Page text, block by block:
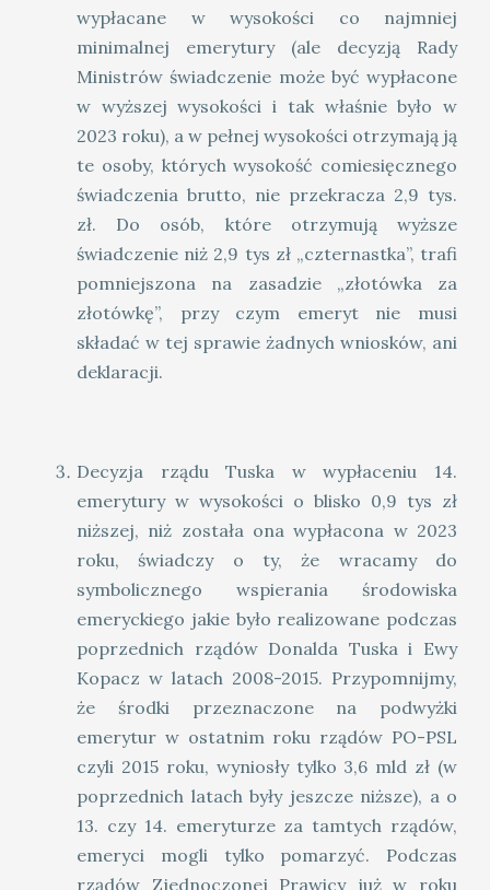
wypłacane w wysokości co najmniej
minimalnej emerytury (ale decyzją Rady
Ministrów świadczenie może być wypłacone
w wyższej wysokości i tak właśnie było w
2023 roku), a w pełnej wysokości otrzymają ją
te osoby, których wysokość comiesięcznego
świadczenia brutto, nie przekracza 2,9 tys.
zł. Do osób, które otrzymują wyższe
świadczenie niż 2,9 tys zł „czternastka”, trafi
pomniejszona na zasadzie „złotówka za
złotówkę”, przy czym emeryt nie musi
składać w tej sprawie żadnych wniosków, ani
deklaracji.
Decyzja rządu Tuska w wypłaceniu 14.
emerytury w wysokości o blisko 0,9 tys zł
niższej, niż została ona wypłacona w 2023
roku, świadczy o ty, że wracamy do
symbolicznego wspierania środowiska
emeryckiego jakie było realizowane podczas
poprzednich rządów Donalda Tuska i Ewy
Kopacz w latach 2008-2015. Przypomnijmy,
że środki przeznaczone na podwyżki
emerytur w ostatnim roku rządów PO-PSL
czyli 2015 roku, wyniosły tylko 3,6 mld zł (w
poprzednich latach były jeszcze niższe), a o
13. czy 14. emeryturze za tamtych rządów,
emeryci mogli tylko pomarzyć. Podczas
rządów Zjednoczonej Prawicy już w roku